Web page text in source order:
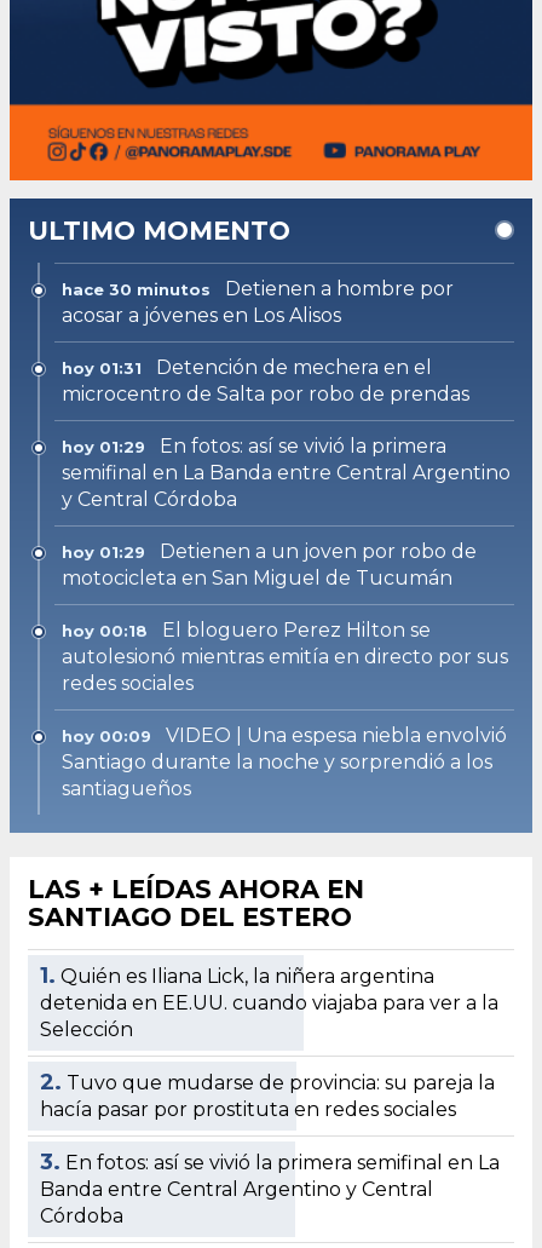
ULTIMO MOMENTO
hace 30 minutos
Detienen a hombre por
acosar a jóvenes en Los Alisos
hoy 01:31
Detención de mechera en el
microcentro de Salta por robo de prendas
hoy 01:29
En fotos: así se vivió la primera
semifinal en La Banda entre Central Argentino
y Central Córdoba
hoy 01:29
Detienen a un joven por robo de
motocicleta en San Miguel de Tucumán
hoy 00:18
El bloguero Perez Hilton se
autolesionó mientras emitía en directo por sus
redes sociales
hoy 00:09
VIDEO | Una espesa niebla envolvió
Santiago durante la noche y sorprendió a los
santiagueños
LAS + LEÍDAS AHORA EN
SANTIAGO DEL ESTERO
1. Quién es Iliana Lick, la niñera argentina
detenida en EE.UU. cuando viajaba para ver a la
Selección
2. Tuvo que mudarse de provincia: su pareja la
hacía pasar por prostituta en redes sociales
3. En fotos: así se vivió la primera semifinal en La
Banda entre Central Argentino y Central
Córdoba